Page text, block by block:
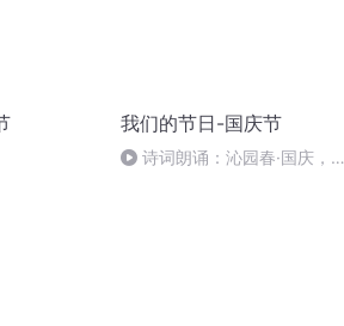
我们的节日-国庆节
诗词朗诵：沁园春·国庆，朗